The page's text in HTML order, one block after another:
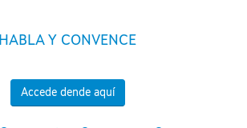
HABLA Y CONVENCE
Accede dende aquí